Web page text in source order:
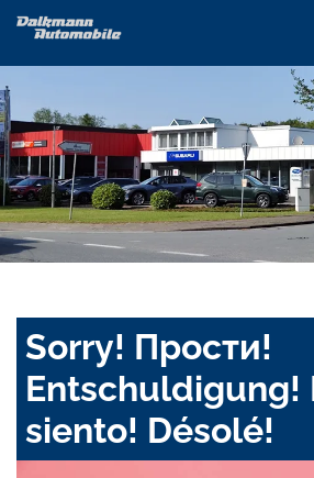
Sorry! Прости!
Entschuldigung!
siento! Désolé!